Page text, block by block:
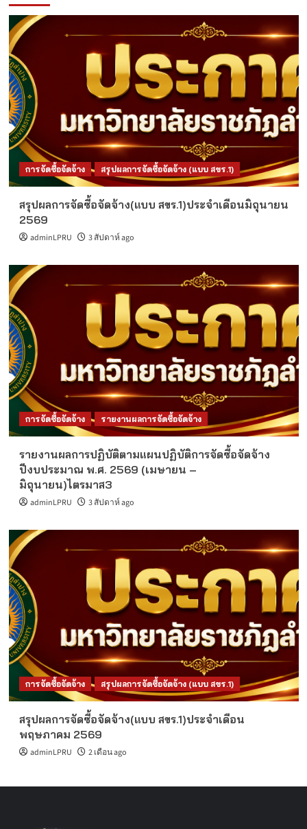
การจัดซื้อจัดจ้าง สรุปผลการจัดซื้อจัดจ้าง (แบบ สขร.1)
สรุปผลการจัดซื้อจัดจ้าง(แบบ สขร.1)ประจำเดือนมิถุนายน
2569
adminLPRU 3 สัปดาห์ ago
การจัดซื้อจัดจ้าง รายงานผลการจัดซื้อจัดจ้าง
รายงานผลการปฏิบัติตามแผนปฏิบัติการจัดซื้อจัดจ้าง
ปีงบประมาณ พ.ศ. 2569 (เมษายน –
มิถุนายน)ไตรมาส3
adminLPRU 3 สัปดาห์ ago
การจัดซื้อจัดจ้าง สรุปผลการจัดซื้อจัดจ้าง (แบบ สขร.1)
สรุปผลการจัดซื้อจัดจ้าง(แบบ สขร.1)ประจำเดือน
พฤษภาคม 2569
adminLPRU 2 เดือน ago